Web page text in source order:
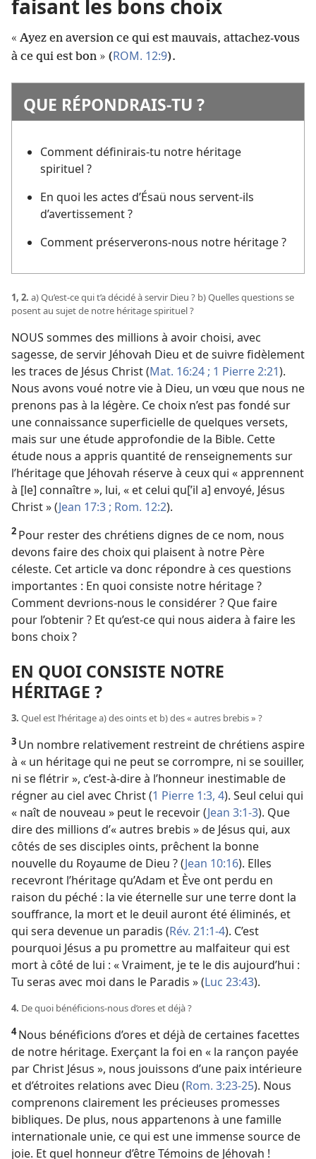
faisant les bons choix
« Ayez en aversion ce qui est mauvais, attachez-vous
à ce qui est bon » (ROM. 12:9).
QUE RÉPONDRAIS-TU ?
Comment définirais-tu notre héritage
spirituel ?
En quoi les actes d’Ésaü nous servent-ils
d’avertissement ?
Comment préserverons-nous notre héritage ?
1, 2. a) Qu’est-ce qui t’a décidé à servir Dieu ? b) Quelles questions se
posent au sujet de notre héritage spirituel ?
NOUS sommes des millions à avoir choisi, avec
sagesse, de servir Jéhovah Dieu et de suivre fidèlement
les traces de Jésus Christ (Mat. 16:24 ; 1 Pierre 2:21).
Nous avons voué notre vie à Dieu, un vœu que nous ne
prenons pas à la légère. Ce choix n’est pas fondé sur
une connaissance superficielle de quelques versets,
mais sur une étude approfondie de la Bible. Cette
étude nous a appris quantité de renseignements sur
l’héritage que Jéhovah réserve à ceux qui « apprennent
à [le] connaître », lui, « et celui qu[’il a] envoyé, Jésus
Christ » (Jean 17:3 ; Rom. 12:2).
2 Pour rester des chrétiens dignes de ce nom, nous
devons faire des choix qui plaisent à notre Père
céleste. Cet article va donc répondre à ces questions
importantes : En quoi consiste notre héritage ?
Comment devrions-nous le considérer ? Que faire
pour l’obtenir ? Et qu’est-ce qui nous aidera à faire les
bons choix ?
EN QUOI CONSISTE NOTRE
HÉRITAGE ?
3. Quel est l’héritage a) des oints et b) des « autres brebis » ?
3 Un nombre relativement restreint de chrétiens aspire
à « un héritage qui ne peut se corrompre, ni se souiller,
ni se flétrir », c’est-à-dire à l’honneur inestimable de
régner au ciel avec Christ (1 Pierre 1:3, 4). Seul celui qui
« naît de nouveau » peut le recevoir (Jean 3:1-3). Que
dire des millions d’« autres brebis » de Jésus qui, aux
côtés de ses disciples oints, prêchent la bonne
nouvelle du Royaume de Dieu ? (Jean 10:16). Elles
recevront l’héritage qu’Adam et Ève ont perdu en
raison du péché : la vie éternelle sur une terre dont la
souffrance, la mort et le deuil auront été éliminés, et
qui sera devenue un paradis (Rév. 21:1-4). C’est
pourquoi Jésus a pu promettre au malfaiteur qui est
mort à côté de lui : « Vraiment, je te le dis aujourd’hui :
Tu seras avec moi dans le Paradis » (Luc 23:43).
4. De quoi bénéficions-nous d’ores et déjà ?
4Nous bénéficions d’ores et déjà de certaines facettes
de notre héritage. Exerçant la foi en « la rançon payée
par Christ Jésus », nous jouissons d’une paix intérieure
et d’étroites relations avec Dieu (Rom. 3:23-25). Nous
comprenons clairement les précieuses promesses
bibliques. De plus, nous appartenons à une famille
internationale unie, ce qui est une immense source de
joie. Et quel honneur d’être Témoins de Jéhovah !